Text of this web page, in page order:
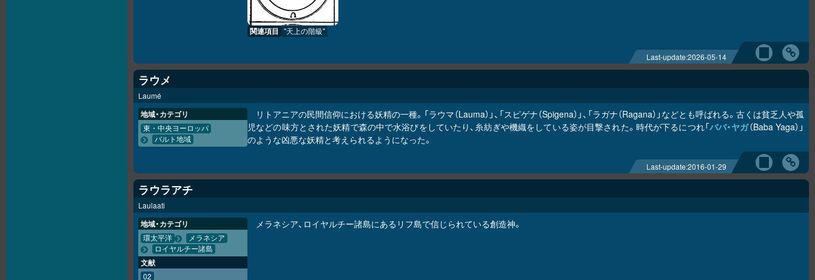
関連項目 "天上の階級"
Last-update:2026-05-14
ラウメ
Laumé
リトアニアの民間信仰における妖精の一種。「ラウマ（Lauma）」、「スピゲナ（Spigena）」、「ラガナ（Ragana）」などとも呼ばれる。古くは貧乏人や孤
児などの味方とされた妖精で森の中で水浴びをしていたり、糸紡ぎや機織をしている姿が目撃された。時代が下るにつれ「ババ・ヤガ（Baba Yaga）」
のような凶悪な妖精と考えられるようになった。
地域・カテゴリ
東・中央ヨーロッパ
バルト地域
Last-update:2016-01-29
ラウラアチ
Laulaati
メラネシア、ロイヤルチー諸島にあるリフ島で信じられている創造神。
地域・カテゴリ
環太平洋
メラネシア
ロイヤルチー諸島
文献
02